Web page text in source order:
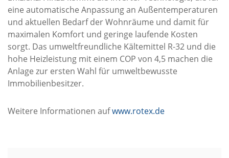
eine automatische Anpassung an Außentemperaturen
und aktuellen Bedarf der Wohnräume und damit für
maximalen Komfort und geringe laufende Kosten
sorgt. Das umweltfreundliche Kältemittel R-32 und die
hohe Heizleistung mit einem COP von 4,5 machen die
Anlage zur ersten Wahl für umweltbewusste
Immobilienbesitzer.
Weitere Informationen aufwww.rotex.de